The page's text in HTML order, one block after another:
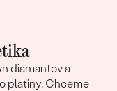
diamantov a
platiny. Chceme